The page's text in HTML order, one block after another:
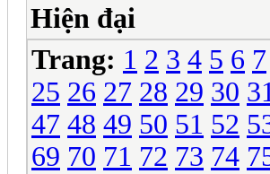
Hiện đại
Trang: 1 2 3 4 5 6 7
25 26 27 28 29 30 31
47 48 49 50 51 52
69 70 71 72 73 74